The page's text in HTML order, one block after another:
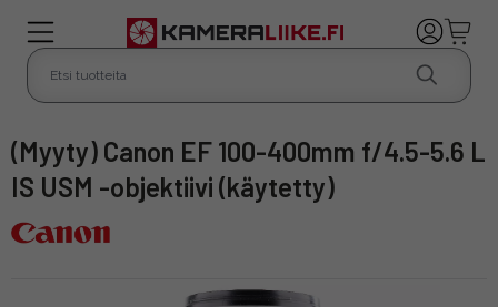
(Myyty) Canon EF 100-400mm f/4.5-5.6 L
IS USM -objektiivi (käytetty)